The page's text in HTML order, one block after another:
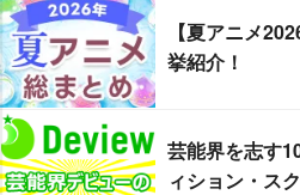
【夏アニメ
挙紹介！
芸能界を志す
ィション・ス